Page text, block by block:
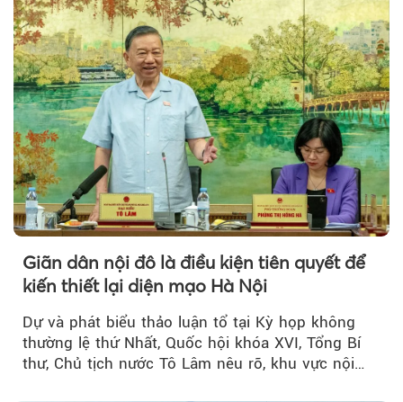
Giãn dân nội đô là điều kiện tiên quyết để
kiến thiết lại diện mạo Hà Nội
Dự và phát biểu thảo luận tổ tại Kỳ họp không
thường lệ thứ Nhất, Quốc hội khóa XVI, Tổng Bí
thư, Chủ tịch nước Tô Lâm nêu rõ, khu vực nội